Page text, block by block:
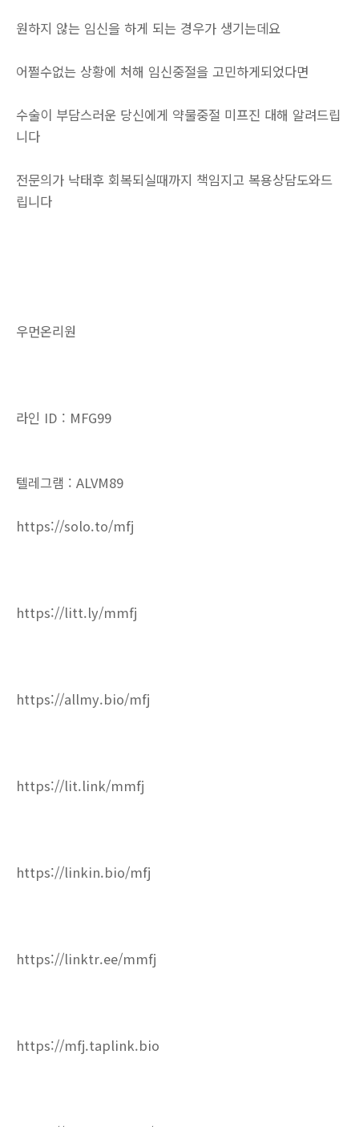
원하지 않는 임신을 하게 되는 경우가 생기는데요
어쩔수없는 상황에 처해 임신중절을 고민하게되었다면
수술이 부담스러운 당신에게 약물중절 미프진 대해 알려드립
니다
전문의가 낙태후 회복되실때까지 책임지고 복용상담도와드
립니다
우먼온리원
라인 ID : MFG99
텔레그램 : ALVM89
https://solo.to/mfj
https://litt.ly/mmfj
https://allmy.bio/mfj
https://lit.link/mmfj
https://linkin.bio/mfj
https://linktr.ee/mmfj
https://mfj.taplink.bio